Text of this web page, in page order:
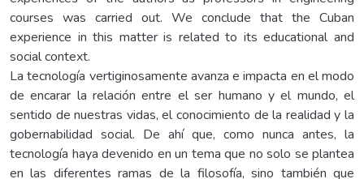
courses was carried out. We conclude that the Cuban
experience in this matter is related to its educational and
social context.
La tecnología vertiginosamente avanza e impacta en el modo
de encarar la relación entre el ser humano y el mundo, el
sentido de nuestras vidas, el conocimiento de la realidad y la
gobernabilidad social. De ahí que, como nunca antes, la
tecnología haya devenido en un tema que no solo se plantea
en las diferentes ramas de la filosofía, sino también que